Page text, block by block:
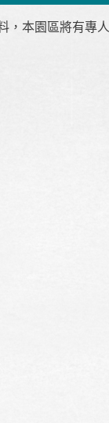
，本園區將有專